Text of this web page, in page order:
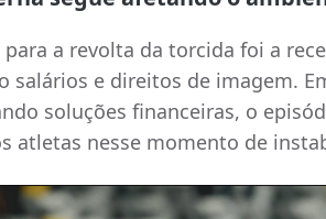
a revolta da torcida foi a
salários e direitos de imagem.
soluções financeiras, o
atletas nesse momento de